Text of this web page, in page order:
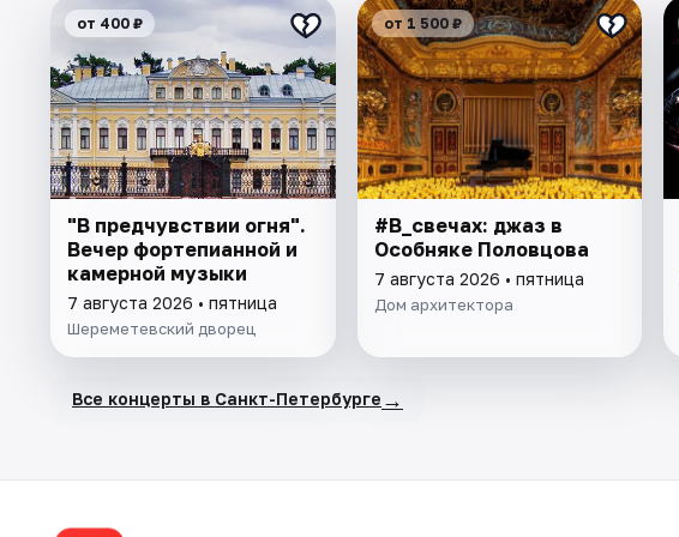
от 400 ₽
"В предчувствии огня".
Вечер фортепианной и
камерной музыки
7 августа 2026 • пятница
Шереметевский дворец
от 1 500 ₽
#В_свечах: джаз в
Особняке Половцова
7 августа 2026 • пятница
Дом архитектора
Все концерты в Санкт-Петербурге →